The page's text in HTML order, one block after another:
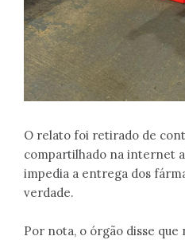
O relato foi retirado de
compartilhado na internet
impedia a entrega dos
verdade.
Por nota, o órgão disse